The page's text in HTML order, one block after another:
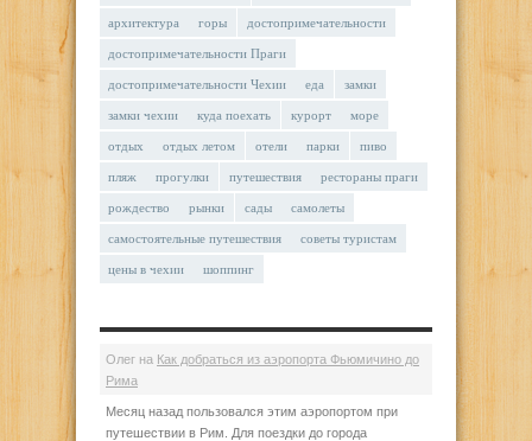
архитектура горы достопримечательности
достопримечательности Праги
достопримечательности Чехии еда замки
замки чехии куда поехать курорт море
отдых отдых летом отели парки пиво
пляж прогулки путешествия рестораны праги
рождество рынки сады самолеты
самостоятельные путешествия советы туристам
цены в чехии шоппинг
Олег на Как добраться из аэропорта Фьюмичино до
Рима
Месяц назад пользовался этим аэропортом при
путешествии в Рим. Для поездки до города